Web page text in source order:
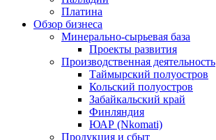
Платина
Обзор бизнеса
Минерально-сырьевая база
Проекты развития
Производственная деятельность
Таймырский полуостров
Кольский полуостров
Забайкальский край
Финляндия
ЮАР (Nkomati)
Продукция и сбыт